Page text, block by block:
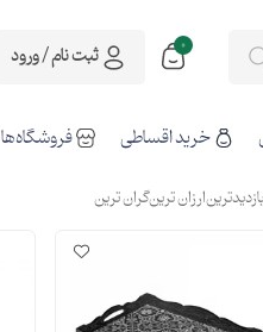
0 ثبت نام / ورود
خرید اقساطی فروشگاه‌ها
ارزان ترینگران ترین